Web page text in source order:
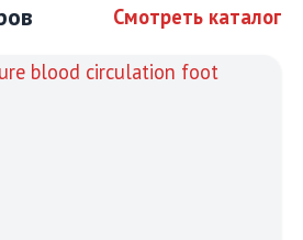
Смотреть каталог